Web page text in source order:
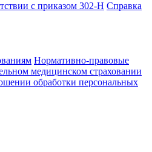
с приказом 302-Н Справка
Нормативно-правовые
медицинском страховании
обработки персональных